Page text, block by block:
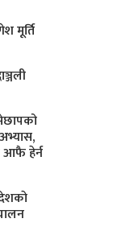
मूर्ति
आफै हेर्न